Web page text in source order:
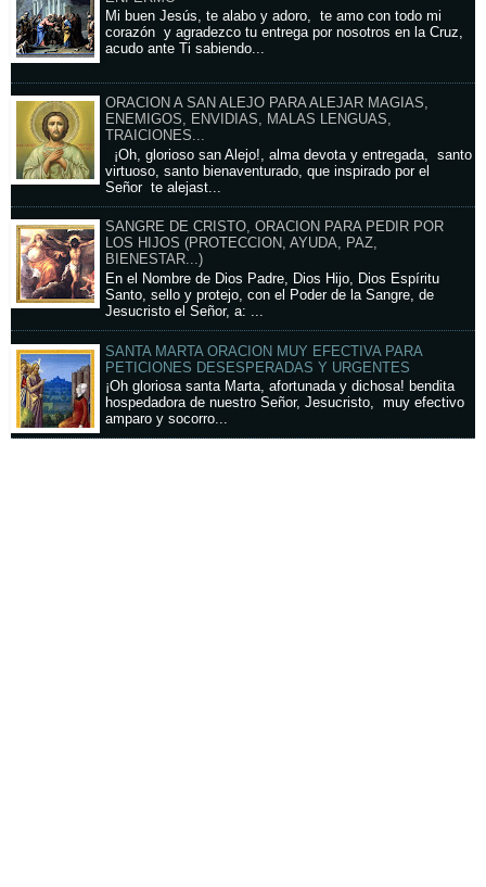
Mi buen Jesús, te alabo y adoro, te amo con todo mi
corazón y agradezco tu entrega por nosotros en la Cruz,
acudo ante Ti sabiendo...
ORACION A SAN ALEJO PARA ALEJAR MAGIAS,
ENEMIGOS, ENVIDIAS, MALAS LENGUAS,
TRAICIONES...
¡Oh, glorioso san Alejo!, alma devota y entregada, santo
virtuoso, santo bienaventurado, que inspirado por el
Señor te alejast...
SANGRE DE CRISTO, ORACION PARA PEDIR POR
LOS HIJOS (PROTECCION, AYUDA, PAZ,
BIENESTAR...)
En el Nombre de Dios Padre, Dios Hijo, Dios Espíritu
Santo, sello y protejo, con el Poder de la Sangre, de
Jesucristo el Señor, a: ...
SANTA MARTA ORACION MUY EFECTIVA PARA
PETICIONES DESESPERADAS Y URGENTES
¡Oh gloriosa santa Marta, afortunada y dichosa! bendita
hospedadora de nuestro Señor, Jesucristo, muy efectivo
amparo y socorro...